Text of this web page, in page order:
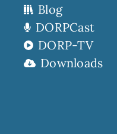
Blog
DORPCast
DORP-TV
Downloads